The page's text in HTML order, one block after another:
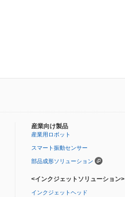
産業向け製品
産業用ロボット
スマート振動センサー
部品成形ソリューション
<インクジェットソリューション>
インクジェットヘッド